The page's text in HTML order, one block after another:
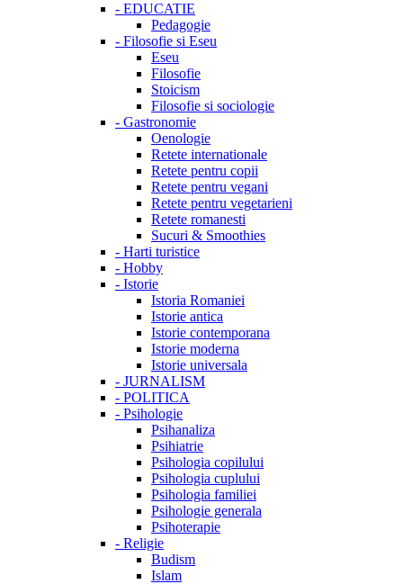
- EDUCATIE
Pedagogie
- Filosofie si Eseu
Eseu
Filosofie
Stoicism
Filosofie si sociologie
- Gastronomie
Oenologie
Retete internationale
Retete pentru copii
Retete pentru vegani
Retete pentru vegetarieni
Retete romanesti
Sucuri & Smoothies
- Harti turistice
- Hobby
- Istorie
Istoria Romaniei
Istorie antica
Istorie contemporana
Istorie moderna
Istorie universala
- JURNALISM
- POLITICA
- Psihologie
Psihanaliza
Psihiatrie
Psihologia copilului
Psihologia cuplului
Psihologia familiei
Psihologie generala
Psihoterapie
- Religie
Budism
Islam